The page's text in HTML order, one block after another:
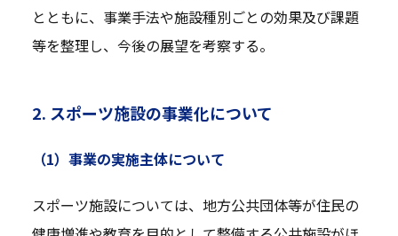
とともに、事業手法や施設種別ごとの効果及び課題
等を整理し、今後の展望を考察する。
2. スポーツ施設の事業化について
（1）事業の実施主体について
スポーツ施設については、地方公共団体等が住民の